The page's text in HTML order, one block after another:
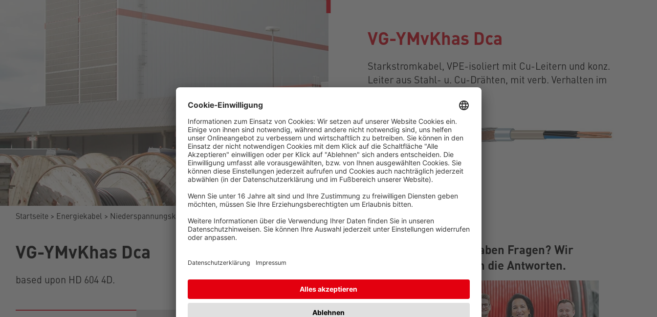
VG-YMvKhas Dca
Starkstromkabel, VPE-isoliert mit Cu-Leitern und konz.
Leiter aus Stahl- u. Cu-Drähten, mit verb. Verhalten im
Alle Details
Startseite Energiekabel Niederspannungskabel 1 kV VG-YMvKhas Dca
VG-YMvKhas Dca
based upon HD 604 4D.
Sie haben Fragen? Wir
haben die Antworten.